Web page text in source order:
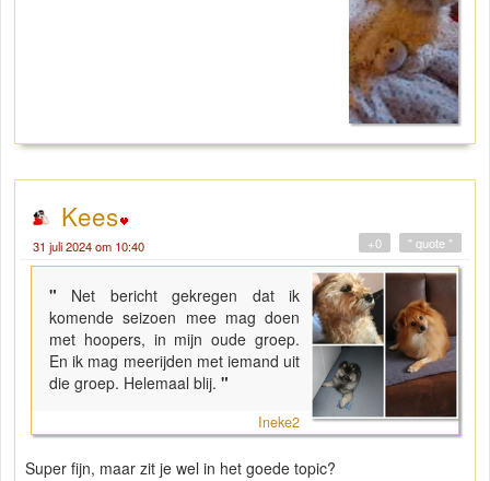
Kees
31 juli 2024 om 10:40 " quote "
+0
" Net bericht gekregen dat ik
komende seizoen mee mag doen
met hoopers, in mijn oude groep.
En ik mag meerijden met iemand uit
die groep. Helemaal blij. "
Ineke2
Super fijn, maar zit je wel in het goede topic?